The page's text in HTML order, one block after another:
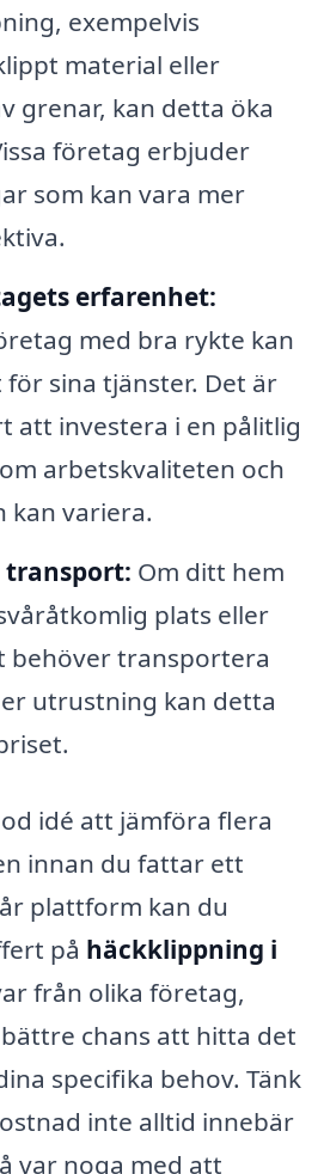
exempelvis
material eller
grenar, kan detta öka
företag erbjuder
som kan vara mer
erfarenhet:
med bra rykte kan
sina tjänster. Det är
att investera i en pålitlig
arbetskvaliteten och
kan variera.
transport: Om ditt hem
plats eller
behöver transportera
utrustning kan detta
idé att jämföra flera
innan du fattar ett
plattform kan du
på häckklippning i
från olika företag,
chans att hitta det
specifika behov. Tänk
inte alltid innebär
var noga med att